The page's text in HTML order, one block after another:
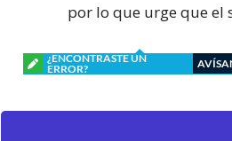
por lo que urge que el
¿ENCONTRASTE UN
ERROR?